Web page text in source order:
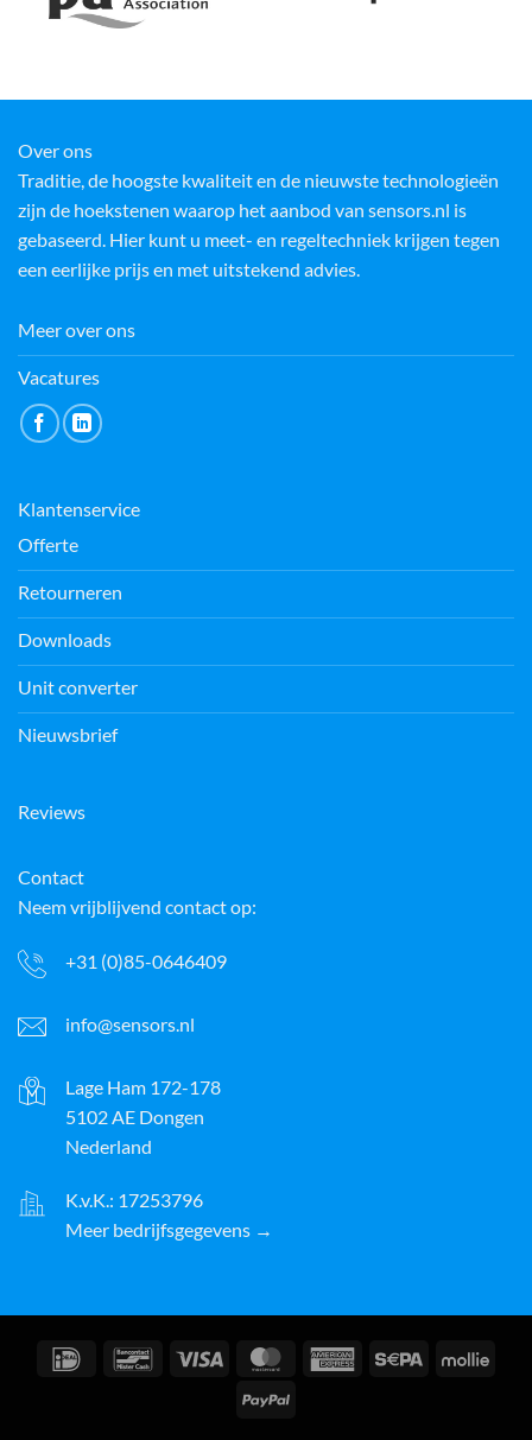
Over ons
Traditie, de hoogste kwaliteit en de nieuwste technologieën
zijn de hoekstenen waarop het aanbod van sensors.nl is
gebaseerd. Hier kunt u meet- en regeltechniek krijgen tegen
een eerlijke prijs en met uitstekend advies.
Meer over ons
Vacatures
Klantenservice
Offerte
Retourneren
Downloads
Unit converter
Nieuwsbrief
Reviews
Contact
Neem vrijblijvend contact op:
+31 (0)85-0646409
info@sensors.nl
Lage Ham 172-178
5102 AE Dongen
Nederland
K.v.K.: 17253796
Meer bedrijfsgegevens →
IDeal BancontactVisa MasterCardAmerican Sepa
PayPal